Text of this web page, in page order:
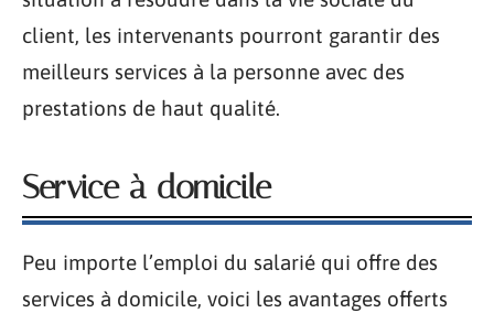
client, les intervenants pourront garantir des
meilleurs services à la personne avec des
prestations de haut qualité.
Service à domicile
Peu importe l’emploi du salarié qui offre des
services à domicile, voici les avantages offerts